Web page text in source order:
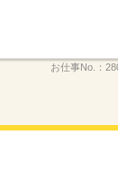
お仕事No.：